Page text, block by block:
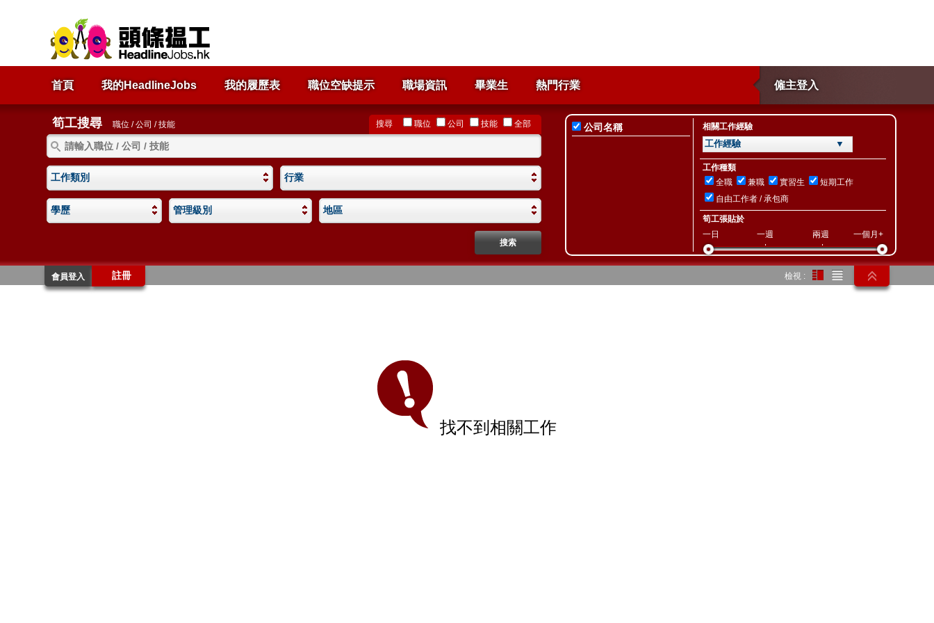
首頁 我的HeadlineJobs 我的履歷表 職位空缺提示 職場資訊 畢業生 僱主登入
熱門行業
筍工搜尋 職位 / 公司 / 技能 搜尋 職位 公司 技能 全部
工作類別 行業
學歷 管理級別 地區
公司名稱 相關工作經驗
工作經驗 ▼
工作種類
全職
兼職 實習生
短期工作
自由工作者 / 承包商
筍工張貼於
一日
一週 兩週 一個月+
會員登入 註冊 檢視 :
找不到相關工作